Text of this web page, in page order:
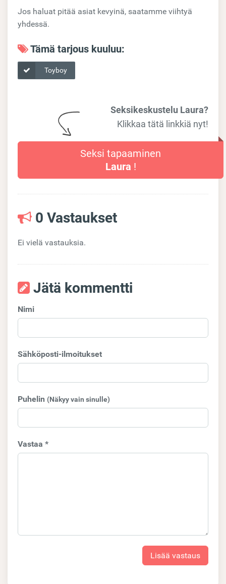
Jos haluat pitää asiat kevyinä, saatamme viihtyä
yhdessä.
Tämä tarjous kuuluu:
Toyboy
Seksikeskustelu Laura?
Klikkaa tätä linkkiä nyt!
Seksi tapaaminen
Laura !
0 Vastaukset
Ei vielä vastauksia.
Jätä kommentti
Nimi
Sähköposti-ilmoitukset
Puhelin (Näkyy vain sinulle)
Vastaa *
Lisää vastaus